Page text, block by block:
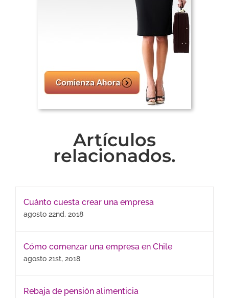
Artículos
relacionados.
Cuánto cuesta crear una empresa
agosto 22nd, 2018
Cómo comenzar una empresa en Chile
agosto 21st, 2018
Rebaja de pensión alimenticia